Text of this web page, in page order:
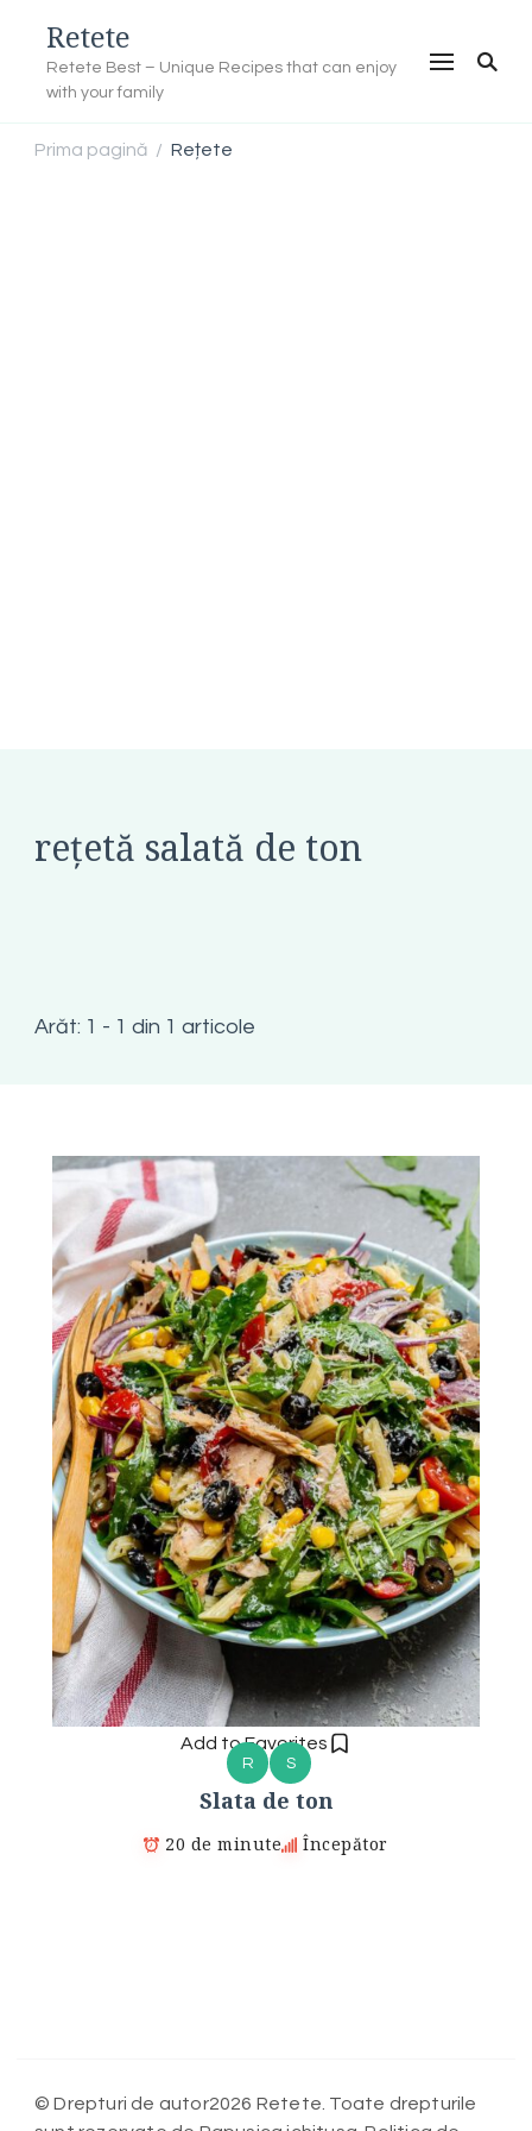
Retete
Retete Best – Unique Recipes that can enjoy
with your family
Prima pagină / Rețete
rețetă salată de ton
Arăt: 1 - 1 din 1 articole
Add to Favorites
R S
Slata de ton
20 de minute Începător
© Drepturi de autor2026 Retete. Toate drepturile